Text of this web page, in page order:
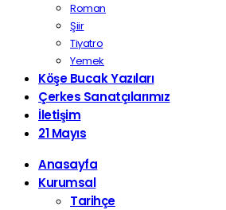
Roman
Şiir
Tiyatro
Yemek
Köşe Bucak Yazıları
Çerkes Sanatçılarımız
İletişim
21 Mayıs
Anasayfa
Kurumsal
Tarihçe